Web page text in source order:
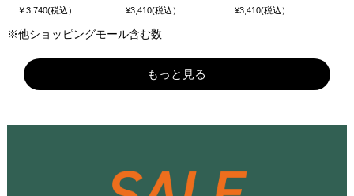
￥3,740(税込） ¥3,410(税込） ¥3,410(税込）
※他ショッピングモール含む数
もっと見る